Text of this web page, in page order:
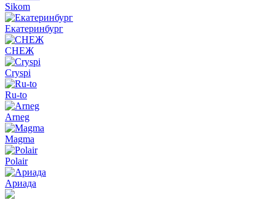
Sikom
Екатеринбург
СНЕЖ
Cryspi
Ru-to
Arneg
Magma
Polair
Ариада